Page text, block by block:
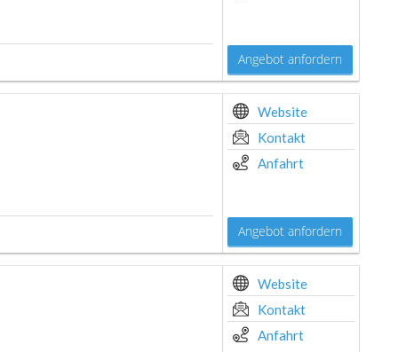
Angebot anfordern
Website
Kontakt
Anfahrt
Angebot anfordern
Website
Kontakt
Anfahrt